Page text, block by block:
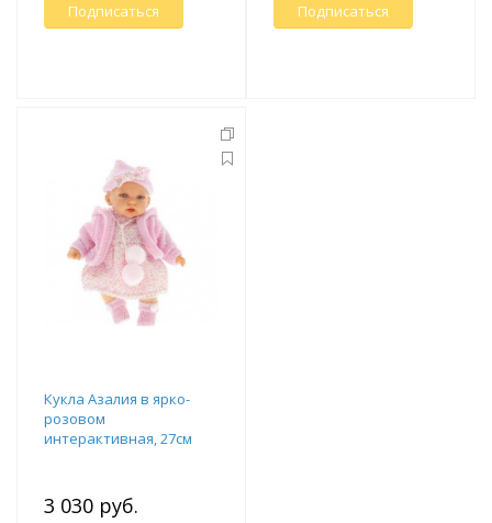
Подписаться Подписаться
Кукла Азалия в ярко-
розовом
интерактивная, 27см
3 030 руб.